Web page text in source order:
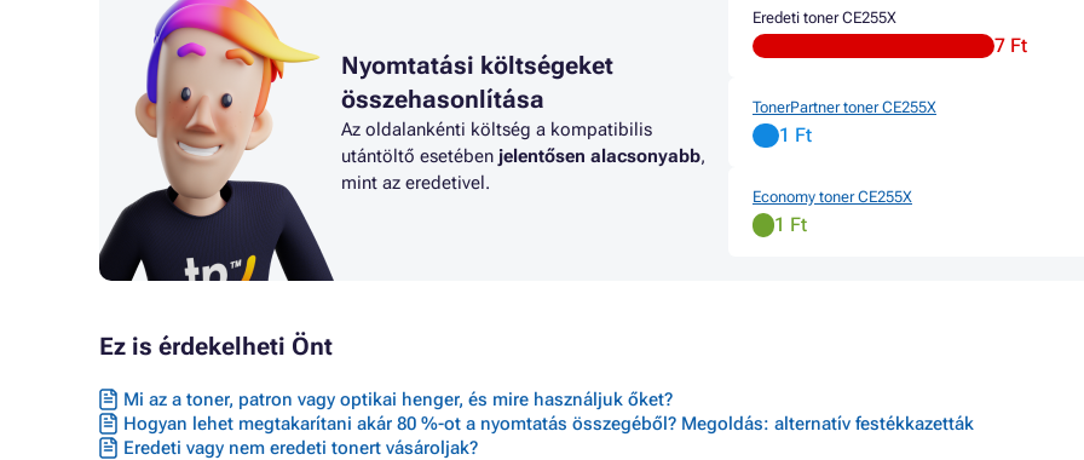
Toner HP LASERJET ENTERPRISE P3010
Toner HP LASERJET ENTERPRISE P3015
Toner HP LASERJET ENTERPRISE P3015
SERIES
Toner HP LASERJET ENTERPRISE
Toner HP LASERJET MANAGED FLOW
MFP M525CM
Toner HP LASERJET MANAGED MFP
M525FM
Toner HP LASERJET P3010 SERIES
Toner HP LASERJET P3011
Toner HP LASERJET PRO MFP
SERIES
Toner HP LASERJET PRO MFP
Nyomtatási költségeket
összehasonlítása
Az oldalankénti költség a kompatibilis
utántöltő esetében jelentősen alacsonyabb,
mint az eredetivel.
Eredeti toner CE255X
7 Ft
TonerPartner toner CE255X
1 Ft
Economy toner CE255X
1 Ft
Ez is érdekelheti Önt
Mi az a toner, patron vagy optikai henger, és mire használjuk őket?
Hogyan lehet megtakarítani akár 80 %-ot a nyomtatás összegéből? Megoldás: alternatív festékkazetták
Eredeti vagy nem eredeti tonert vásároljak?